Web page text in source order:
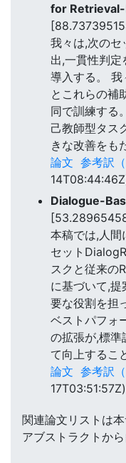
for
我々は,次のセ
出,一貫性判
導入する。
とこれらの補
同で訓練する
己教師型タス
きな改善をも
論文 参考訳
Dialogue-
本稿では,人間
セット
スクと従来の
に基づいて,
要な役割を担
ベストパフォ
の拡張が,標準
て向上するこ
論文 参考訳
17T03:51:57Z)
関連論文リストは
アブストラクトか